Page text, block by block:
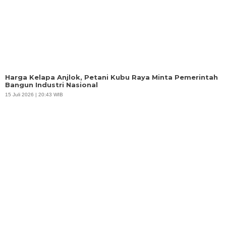
Harga Kelapa Anjlok, Petani Kubu Raya Minta Pemerintah
Bangun Industri Nasional
15 Juli 2026 | 20:43 WIB